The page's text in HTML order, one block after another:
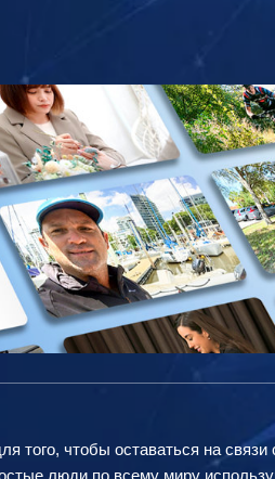
того, чтобы оставаться на